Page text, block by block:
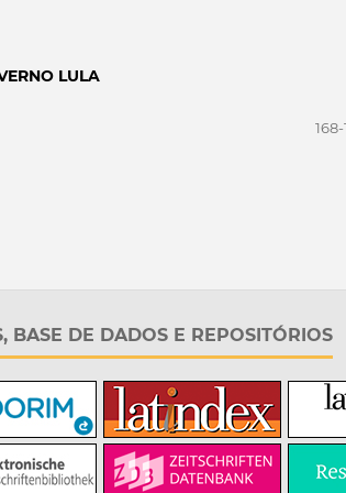
LULA
BASE DE DADOS E REPOSITÓRIOS